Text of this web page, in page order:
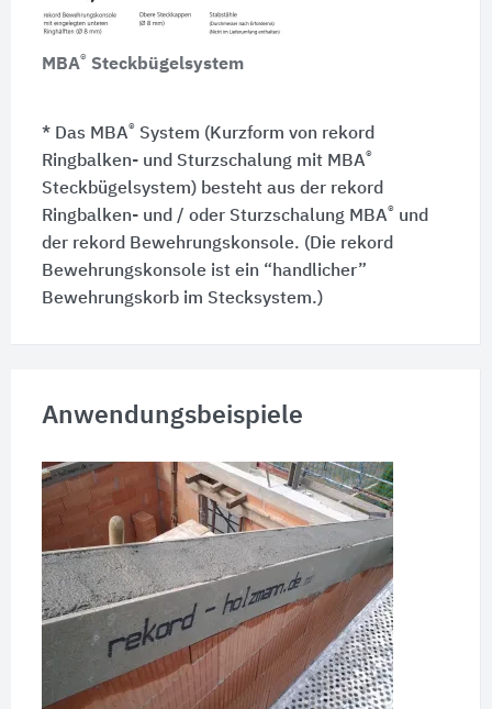
MBA® Steckbügelsystem
* Das MBA® System (Kurzform von rekord
Ringbalken- und Sturzschalung mit MBA®
Steckbügelsystem) besteht aus der rekord
Ringbalken- und / oder Sturzschalung MBA® und
der rekord Bewehrungskonsole. (Die rekord
Bewehrungskonsole ist ein “handlicher”
Bewehrungskorb im Stecksystem.)
Anwendungsbeispiele